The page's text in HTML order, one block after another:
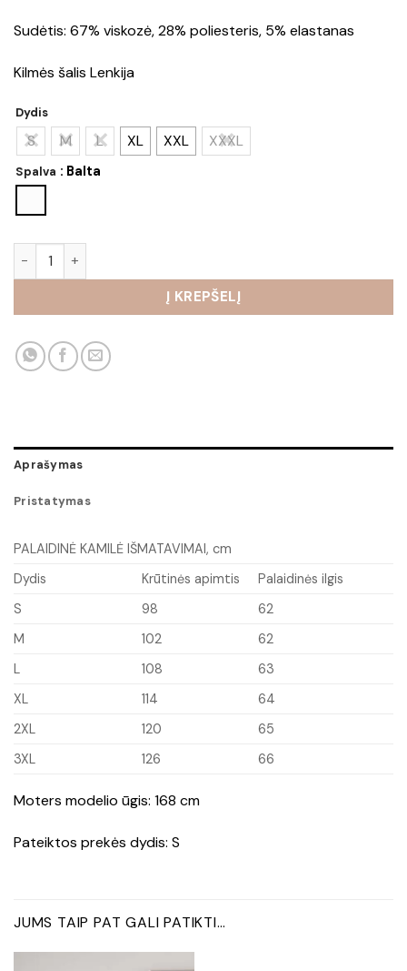
Sudėtis: 67% viskozė, 28% poliesteris, 5% elastanas
Kilmės šalis Lenkija
Dydis
S M L XL XXL XXXL
Spalva : Balta
produkto kiekis: Palaidinė Kamilė
Į KREPŠELĮ
Aprašymas
Pristatymas
PALAIDINĖ KAMILĖ IŠMATAVIMAI, cm
Dydis
Krūtinės apimtis
Palaidinės ilgis
S
98
62
M
102
62
L
108
63
XL
114
64
2XL
120
65
3XL
126 66
Moters modelio ūgis: 168 cm
Pateiktos prekės dydis: S
JUMS TAIP PAT GALI PATIKTI…